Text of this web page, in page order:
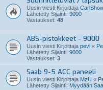
Uusin viesti Kirjoittaja
Lähetetty Sijainti: 9000
Vastaukset: 48
ABS-pistokkeet - 9000
Uusin viesti Kirjoittaja pevi «
Lähetetty Sijainti: 9000
Vastaukset: 3
Saab 9-5 ACC paneeli
Uusin viesti Kirjoittaja MzU «
Lähetetty Sijainti: Myydään